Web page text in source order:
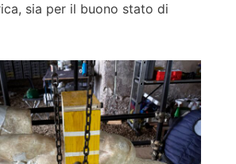
sia per il buono stato di